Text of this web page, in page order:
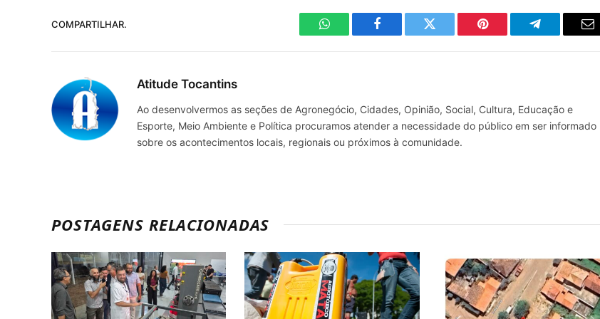
COMPARTILHAR.
WhatsAppFacebook Twitter Pinterest TelegramaE-
Atitude Tocantins
Ao desenvolvermos as seções de Agronegócio, Cidades, Opinião, Social, Cultura, Educação e
Esporte, Meio Ambiente e Política procuramos atender a necessidade do público em ser informado
sobre os acontecimentos locais, regionais ou próximos à comunidade.
POSTAGENS RELACIONADAS